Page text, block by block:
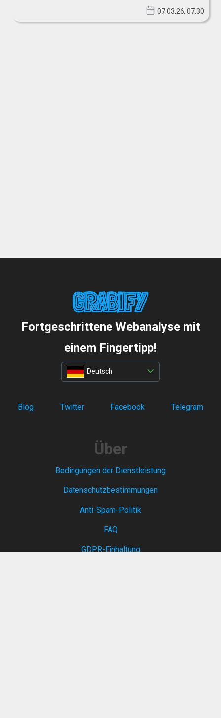
07.03.26, 07:30
Fortgeschrittene Webanalyse mit
einem Fingertipp!
Deutsch
Blog Twitter Facebook Telegram
Über
Bedingungen der Dienstleistung
Datenschutzbestimmungen
Anti-Spam-Politik
FAQ
GDPR-Einhaltung